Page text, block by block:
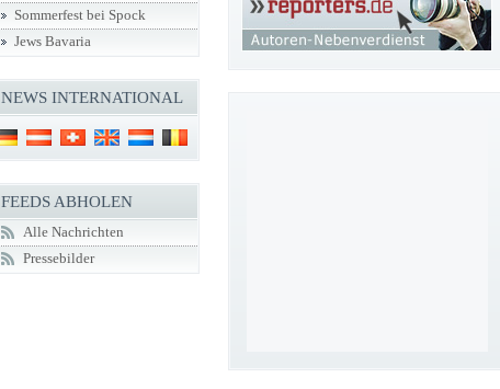
Sommerfest bei Spock
Jews Bavaria
NEWS INTERNATIONAL
FEEDS ABHOLEN
Alle Nachrichten
Pressebilder